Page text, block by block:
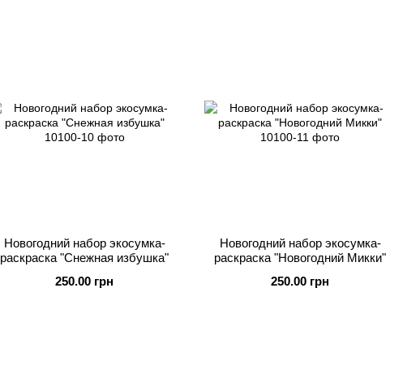
Новогодний набор экосумка-
раскраска "Снежная избушка"
250.00 грн
Новогодний набор экосумка-
раскраска "Новогодний Микки"
250.00 грн